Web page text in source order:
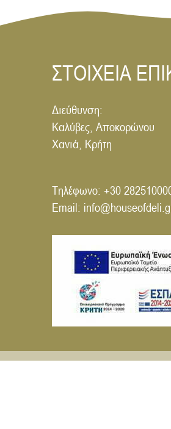
ΣΤΟΙΧΕΙΑ
Διεύθυνση:
Καλύβες, Αποκορώνου
Χανιά, Κρήτη
Τηλέφωνο: +30
Email: